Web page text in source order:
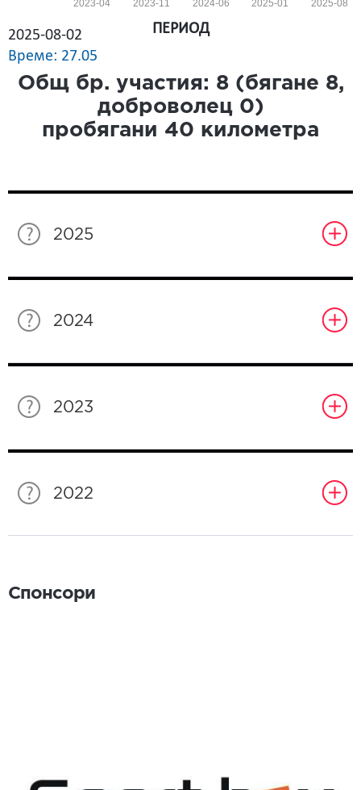
2025-08
2025-01
2024-06
2023-11
2023-04
2025-08-02
Време: 27.05
ПЕРИОД
Общ бр. участия: 8(бягане 8,
доброволец 0)
пробягани 40 километра
2025
2024
2023
2022
Спонсори